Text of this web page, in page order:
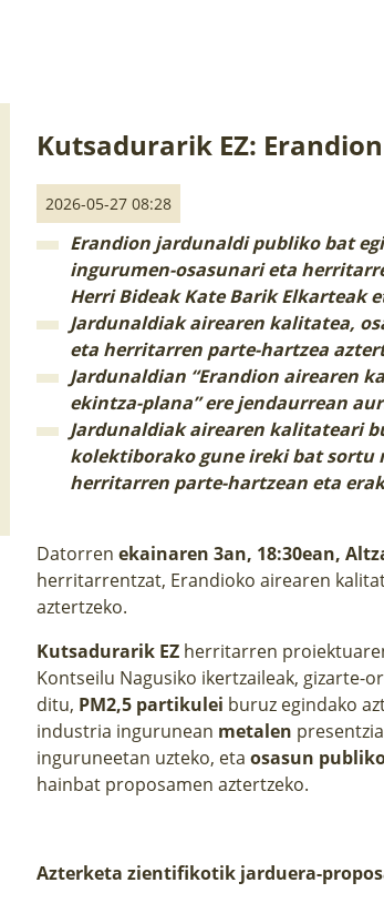
Kutsadurarik EZ:
2026-05-27 08:28
Erandion jardunaldi publiko bat
ingurumen-osasunari eta
Herri Bideak Kate Barik Elkarteak
Jardunaldiak airearen kalitatea,
eta herritarren parte-hartzea
Jardunaldian “Erandion airearen
ekintza-plana” ere jendaurrean
Jardunaldiak airearen kalitateari
kolektiborako gune ireki bat sortu
herritarren parte-hartzean eta
Datorrenekainaren 3an, 18:30ean,
herritarrentzat, Erandioko airearen
aztertzeko.
Kutsadurarik EZ herritarren
Kontseilu Nagusiko ikertzaileak, gizarte-
ditu, PM2,5 partikulei buruz egindako
industria ingurunean metalen
inguruneetan uzteko, etaosasun
hainbat proposamen aztertzeko.
Azterketa zientifikotik jarduera-